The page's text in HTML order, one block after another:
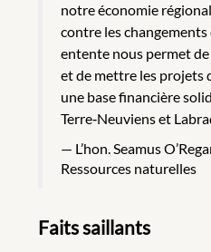
notre économie
contre les
entente nous permet
et de mettre les projets
une base financière
Terre‑Neuviens et
L’hon. Seamus
Ressources naturelles
Faits saillants